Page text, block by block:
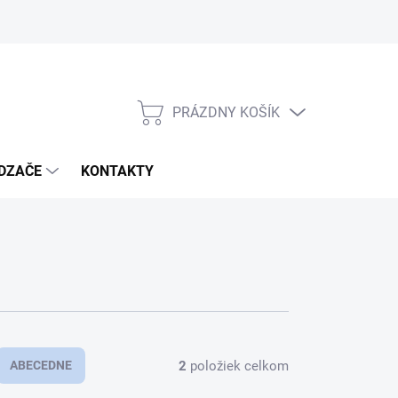
NÁKUPNÝ
PRÁZDNY KOŠÍK
KONTAKTY
ABECEDNE 2 položiek celkom